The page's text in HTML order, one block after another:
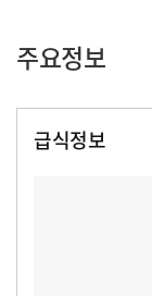
주요정보
급식정보